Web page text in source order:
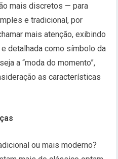
mais discretos — para
e tradicional, por
mais atenção, exibindo
detalhada como símbolo da
a “moda do momento”,
as características
ou mais moderno?